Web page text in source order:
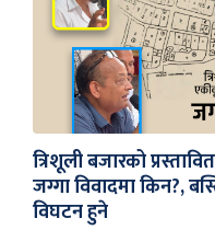
त्रिशूली बजारको
जग्गा विवादमा किन?,
विघटन हुने